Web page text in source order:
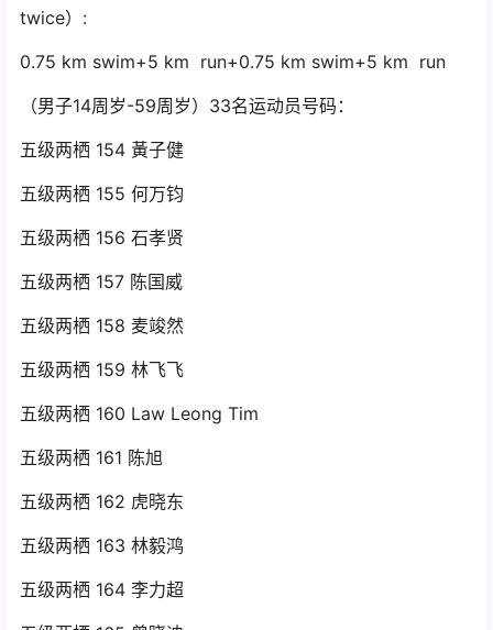
twice）:
0.75 km swim+5 km run+0.75 km swim+5 km run
（男子14周岁-59周岁）33名运动员号码：
五级两栖 154 黃子健
五级两栖 155 何万钧
五级两栖 156 石孝贤
五级两栖 157 陈国威
五级两栖 158 麦竣然
五级两栖 159 林飞飞
五级两栖 160 Law Leong Tim
五级两栖 161 陈旭
五级两栖 162 虎晓东
五级两栖 163 林毅鸿
五级两栖 164 李力超